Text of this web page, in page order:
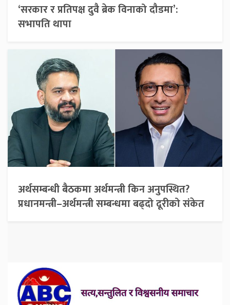
‘सरकार र प्रतिपक्ष दुवै ब्रेक विनाको दौडमा’:
सभापति थापा
अर्थसम्बन्धी बैठकमा अर्थमन्त्री किन अनुपस्थित?
प्रधानमन्त्री–अर्थमन्त्री सम्बन्धमा बढ्दो दूरीको संकेत